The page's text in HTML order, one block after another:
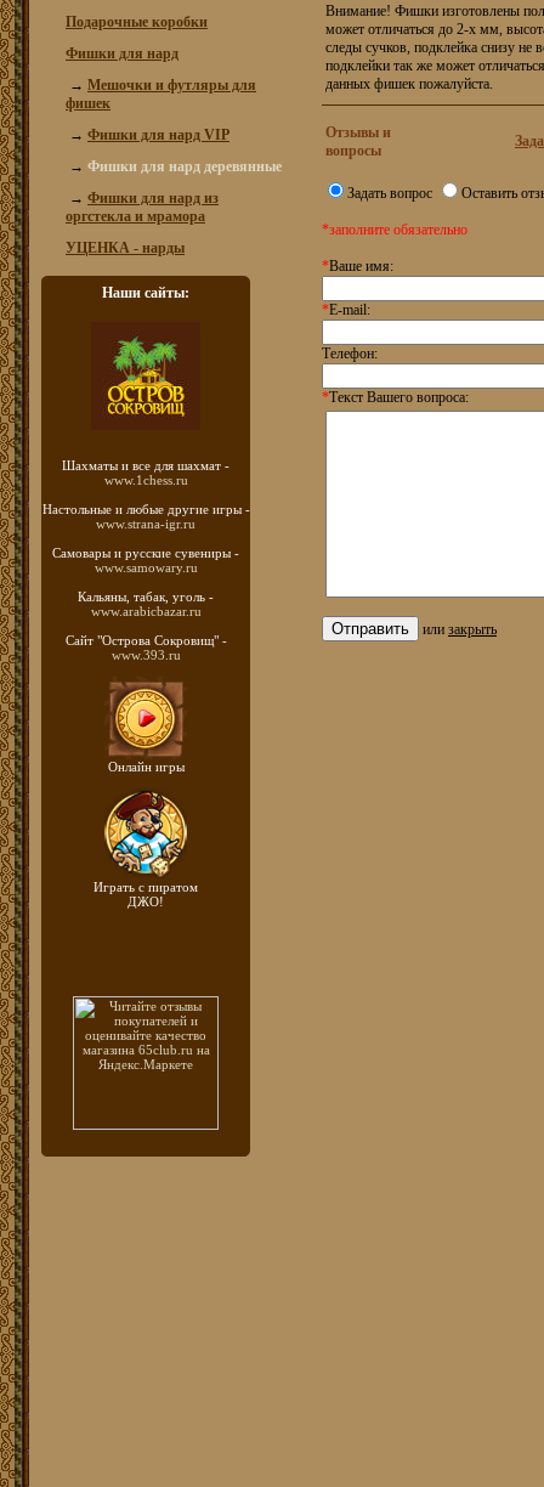
Подарочные коробки
Фишки для нард
→ Мешочки и футляры для
фишек
→ Фишки для нард VIP
→ Фишки для нард деревянные
→ Фишки для нард из
оргстекла и мрамора
УЦЕНКА - нарды
Наши сайты:
Шахматы и все для шахмат -
www.1chess.ru
Настольные и любые другие игры -
www.strana-igr.ru
Самовары и русские сувениры -
www.samowary.ru
Кальяны, табак, уголь -
www.arabicbazar.ru
Сайт "Острова Сокровищ" -
www.393.ru
Онлайн игры
Играть с пиратом
ДЖО!
Внимание! Фишки изготовлены
может отличаться до 2-х мм,
следы сучков, подклейка снизу не
подклейки так же может
данных фишек пожалуйста.
Отзывы и
вопросы
Задать вопрос Оставить
*заполните обязательно
*Ваше имя:
*E-mail:
Телефон:
*Текст Вашего вопроса:
или закрыть